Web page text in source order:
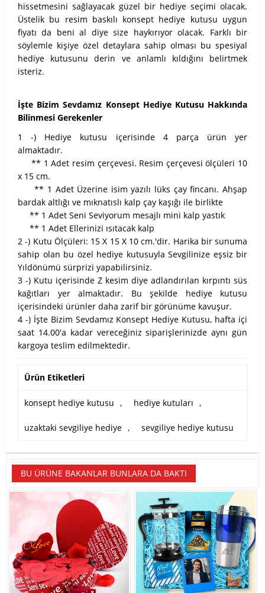
hissetmesini sağlayacak güzel bir hediye seçimi olacak.
Üstelik bu resim baskılı konsept hediye kutusu uygun
fiyatı da beni al diye size haykırıyor olacak. Farklı bir
söylemle kişiye özel detaylara sahip olması bu spesiyal
hediye kutusunu derin ve anlamlı kıldığını belirtmek
isteriz.
İşte Bizim Sevdamız Konsept Hediye Kutusu Hakkında
Bilinmesi Gerekenler
1 -) Hediye kutusu içerisinde 4 parça ürün yer
almaktadır.
** 1 Adet resim çerçevesi. Resim çerçevesi ölçüleri 10
x 15 cm.
** 1 Adet Üzerine isim yazılı lüks çay fincanı. Ahşap
bardak altlığı ve mıknatıslı kalp çay kaşığı ile birlikte
** 1 Adet Seni Seviyorum mesajlı mini kalp yastık
** 1 Adet Ellerinizi ısıtacak kalp
2 -) Kutu Ölçüleri: 15 X 15 X 10 cm.'dir. Harika bir sunuma
sahip olan bu özel hediye kutusuyla Sevgilinize eşsiz bir
Yıldönümü sürprizi yapabilirsiniz.
3 -) Kutu içerisinde Z kesim diye adlandırılan kırpıntı süs
kağıtları yer almaktadır. Bu şekilde hediye kutusu
içerisindeki ürünler daha zarif bir görünüme kavuşur.
4 -) İşte Bizim Sevdamız Konsept Hediye Kutusu, hafta içi
saat 14.00'a kadar vereceğiniz siparişlerinizde aynı gün
kargoya teslim edilmektedir.
Ürün Etiketleri
konsept hediye kutusu , hediye kutuları ,
uzaktaki sevgiliye hediye , sevgiliye hediye kutusu
BU ÜRÜNE BAKANLAR BUNLARA DA BAKTI